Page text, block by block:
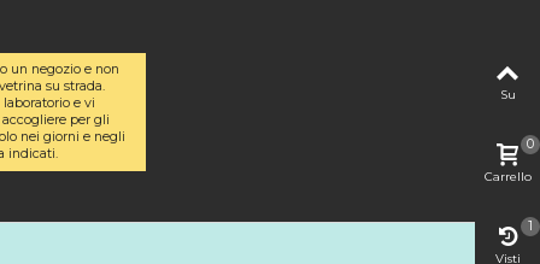
un negozio e non
su strada.
e vi
accogliere per gli
nei giorni e negli
indicati.
Su
Carrello
0
Visti
1